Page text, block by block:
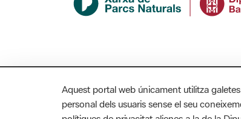
Aquest portal web únicament utilitza
personal dels usuaris sense el seu